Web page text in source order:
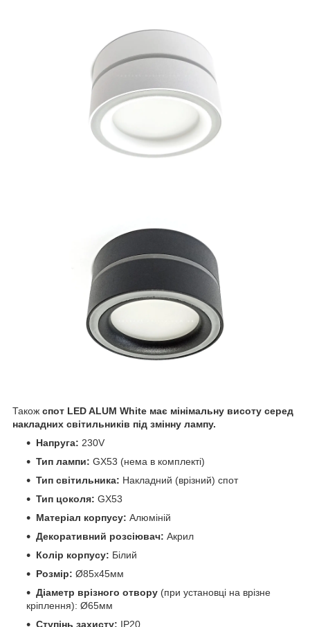
Також спот LED ALUM White має мінімальну висоту серед
накладних світильників під змінну лампу.
Напруга: 230V
Тип лампи: GX53 (нема в комплекті)
Тип світильника: Накладний (врізний) спот
Тип цоколя: GX53
Матеріал корпусу: Алюміній
Декоративний розсіювач: Акрил
Колір корпусу: Білий
Розмір: Ø85х45мм
Діаметр врізного отвору (при установці на врізне
кріплення): Ø65мм
Ступінь захисту: IP20